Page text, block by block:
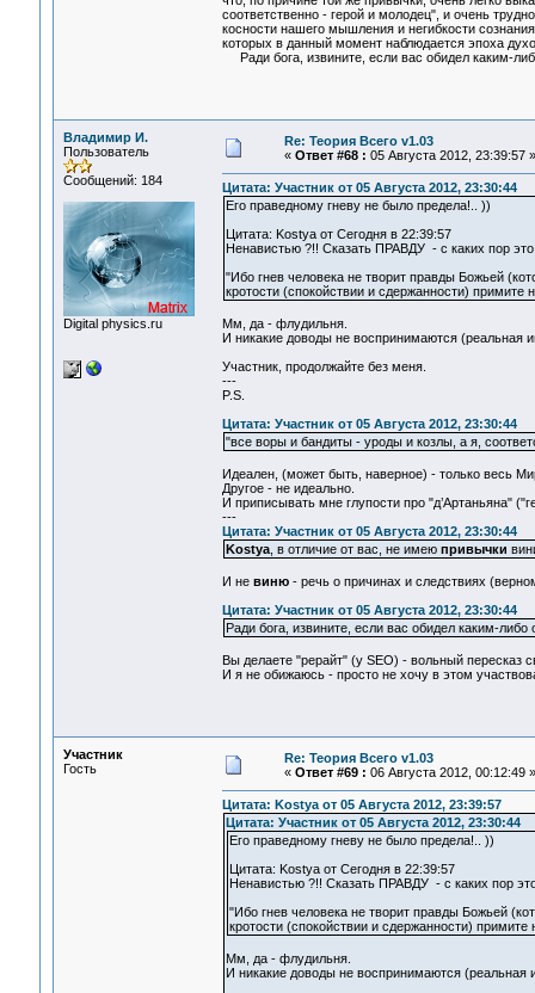
соответственно - герой и молодец", и очень
косности нашего мышления и негибкости
которых в данный момент наблюдается эпоха
Ради бога, извините, если вас обидел каким-
Владимир И.
Пользователь
Сообщений: 184
Digital physics.ru
Re: Теория Всего v1.03
« Ответ #68 : 05 Августа 2012, 23:39:57 »
Цитата: Участник от 05 Августа 2012, 23:30:44
Его праведному гневу не было предела!.. ))
Цитата: Kostya от Сегодня в 22:39:57
Ненавистью ?!! Сказать ПРАВДУ - с каких пор
"Ибо гнев человека не творит правды Божьей
кротости (спокойствии и сдержанности)
Мм, да - флудильня.
И никакие доводы не воспринимаются (реальная
Участник, продолжайте без меня.
---
P.S.
Цитата: Участник от 05 Августа 2012, 23:30:44
"все воры и бандиты - уроды и козлы, а я,
Идеален, (может быть, наверное) - только весь
Другое - не идеально.
И приписывать мне глупости про "д’Артаньяна"
---
Цитата: Участник от 05 Августа 2012, 23:30:44
Kostya, в отличие от вас, не имею привычки
И не виню- речь о причинах и следствиях
Цитата: Участник от 05 Августа 2012, 23:30:44
Ради бога, извините, если вас обидел каким-
Вы делаете "рерайт" (у SEO) - вольный пересказ
И я не обижаюсь - просто не хочу в этом
Участник
Гость
Re: Теория Всего v1.03
« Ответ #69 : 06 Августа 2012, 00:12:49 »
Цитата: Kostya от 05 Августа 2012, 23:39:57
Цитата: Участник от 05 Августа 2012, 23:30:44
Его праведному гневу не было предела!.. ))
Цитата: Kostya от Сегодня в 22:39:57
Ненавистью ?!! Сказать ПРАВДУ - с каких пор
"Ибо гнев человека не творит правды Божьей
кротости (спокойствии и сдержанности)
Мм, да - флудильня.
И никакие доводы не воспринимаются (реальная